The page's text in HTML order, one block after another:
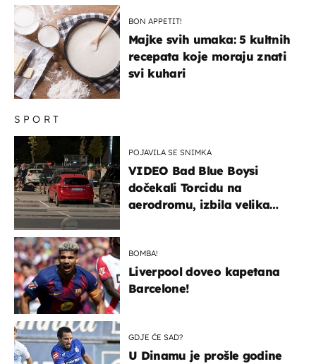
SPORT
POJAVILA SE SNIMKA
VIDEO Bad Blue Boysi
dočekali Torcidu na
aerodromu, izbila velika
BOMBA!
Liverpool doveo kapetana
Barcelone!
GDJE ĆE SAD?
U Dinamu je prošle godine
BON APPETIT!
Majke svih umaka: 5 kultnih
recepata koje moraju znati
svi kuhari